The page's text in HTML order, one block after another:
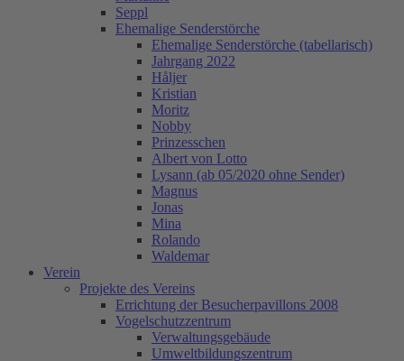
Seppl
Ehemalige Senderstörche
Ehemalige Senderstörche (tabellarisch)
Jahrgang 2022
Håljer
Kristian
Moritz
Nobby
Prinzesschen
Albert von Lotto
Lysann (ab 05/2020 ohne Sender)
Magnus
Jonas
Mina
Rolando
Waldemar
Verein
Projekte des Vereins
Errichtung der Besucherpavillons 2008
Vogelschutzzentrum
Verwaltungsgebäude
Umweltbildungszentrum